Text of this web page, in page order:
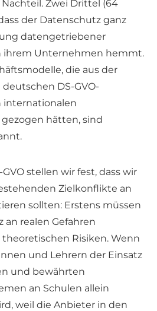
Zwei Drittel (64
der Datenschutz ganz
datengetriebener
ihrem Unternehmen hemmt.
die aus der
DS-GVO-
internationalen
hätten, sind
stellen wir fest, dass wir
Zielkonflikte an
sollten: Erstens müssen
realen Gefahren
Risiken. Wenn
und Lehrern der Einsatz
und bewährten
an Schulen allein
weil die Anbieter in den